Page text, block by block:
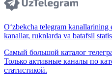
O‘zbekcha telegram
kanallar, ruknlarda va batafsil
Самый большой каталог
Только активные каналы по
статистикой.